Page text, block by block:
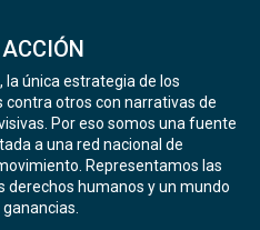
única estrategia de los
otros con narrativas de
Por eso somos una fuente
a una red nacional de
Representamos las
derechos humanos y un mundo